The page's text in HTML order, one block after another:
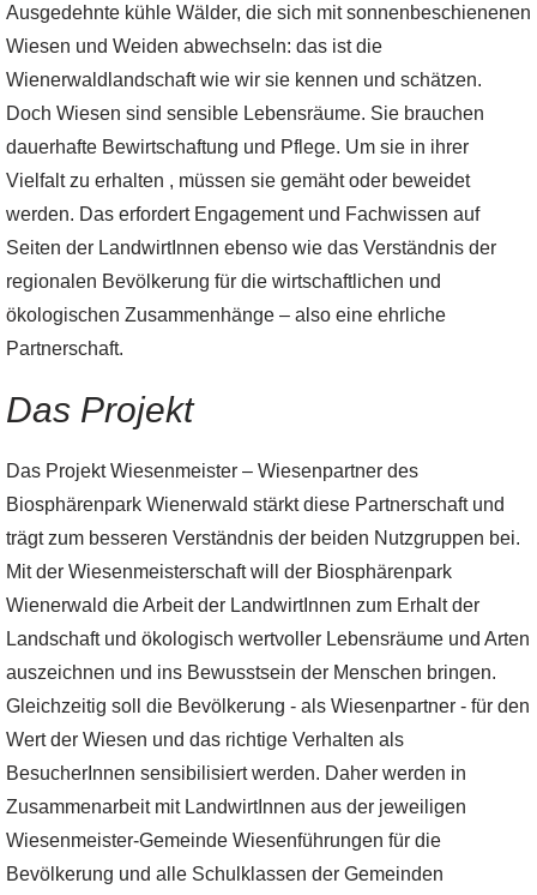
Ausgedehnte kühle Wälder, die sich mit sonnenbeschienenen
Wiesen und Weiden abwechseln: das ist die
Wienerwaldlandschaft wie wir sie kennen und schätzen.
Doch Wiesen sind sensible Lebensräume. Sie brauchen
dauerhafte Bewirtschaftung und Pflege. Um sie in ihrer
Vielfalt zu erhalten , müssen sie gemäht oder beweidet
werden. Das erfordert Engagement und Fachwissen auf
Seiten der LandwirtInnen ebenso wie das Verständnis der
regionalen Bevölkerung für die wirtschaftlichen und
ökologischen Zusammenhänge – also eine ehrliche
Partnerschaft.
Das Projekt
Das Projekt Wiesenmeister – Wiesenpartner des
Biosphärenpark Wienerwald stärkt diese Partnerschaft und
trägt zum besseren Verständnis der beiden Nutzgruppen bei.
Mit der Wiesenmeisterschaft will der Biosphärenpark
Wienerwald die Arbeit der LandwirtInnen zum Erhalt der
Landschaft und ökologisch wertvoller Lebensräume und Arten
auszeichnen und ins Bewusstsein der Menschen bringen.
Gleichzeitig soll die Bevölkerung - als Wiesenpartner - für den
Wert der Wiesen und das richtige Verhalten als
BesucherInnen sensibilisiert werden. Daher werden in
Zusammenarbeit mit LandwirtInnen aus der jeweiligen
Wiesenmeister-Gemeinde Wiesenführungen für die
Bevölkerung und alle Schulklassen der Gemeinden